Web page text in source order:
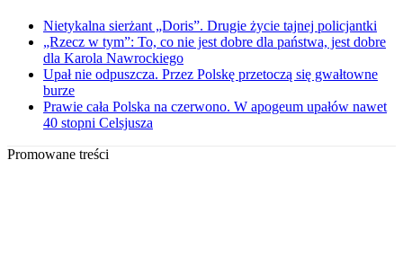
Nietykalna sierżant „Doris”. Drugie życie tajnej policjantki
„Rzecz w tym”: To, co nie jest dobre dla państwa, jest dobre
dla Karola Nawrockiego
Upał nie odpuszcza. Przez Polskę przetoczą się gwałtowne
burze
Prawie cała Polska na czerwono. W apogeum upałów nawet
40 stopni Celsjusza
Promowane treści